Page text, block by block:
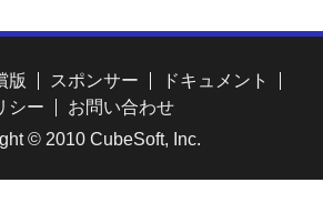
版 スポンサー
ドキュメント
シー
お問い合わせ
© 2010 CubeSoft, Inc.